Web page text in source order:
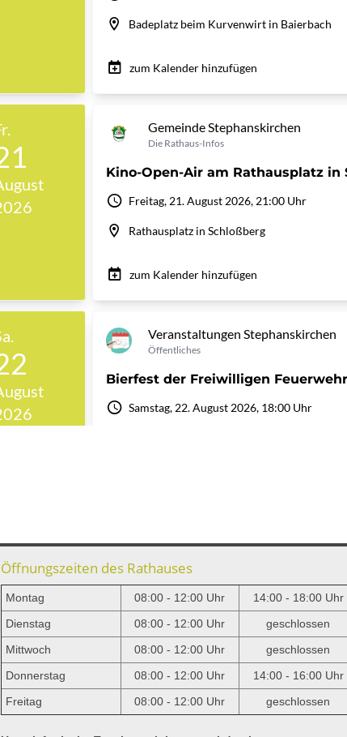
Öffnungszeiten des Rathauses
Montag 08:00 - 12:00 Uhr
14:00 - 18:00 Uhr
Dienstag
08:00 - 12:00 Uhr
geschlossen
Mittwoch
08:00 - 12:00 Uhr
geschlossen
Donnerstag
08:00 - 12:00 Uhr
14:00 - 16:00 Uhr
Freitag
08:00 - 12:00 Uhr geschlossen